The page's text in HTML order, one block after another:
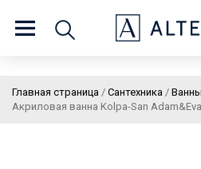
8 (800) 201
Главная страница / Сантехника / Ванны
Акриловая ванна Kolpa-San